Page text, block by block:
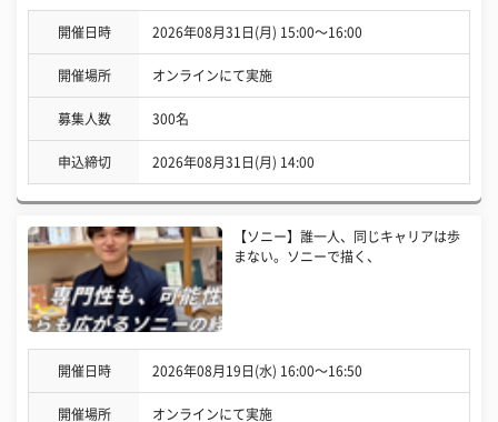
開催日時 2026年08月31日(月) 15:00〜16:00
開催場所 オンラインにて実施
募集人数 300名
申込締切 2026年08月31日(月) 14:00
【ソニー】誰一人、同じキャリアは歩
まない。ソニーで描く、
開催日時 2026年08月19日(水) 16:00〜16:50
開催場所 オンラインにて実施